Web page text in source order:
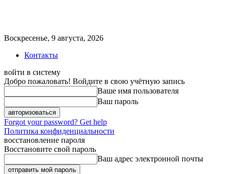
Воскресенье, 9 августа, 2026
Контакты
войти в систему
Добро пожаловать! Войдите в свою учётную запись
Ваше имя пользователя
Ваш пароль
Forgot your password? Get help
Политика конфиденциальности
восстановление пароля
Восстановите свой пароль
Ваш адрес электронной почты